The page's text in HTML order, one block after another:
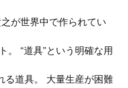
が世界中で作られてい
。 “道具”という明確な用
る道具。 大量生産が困難